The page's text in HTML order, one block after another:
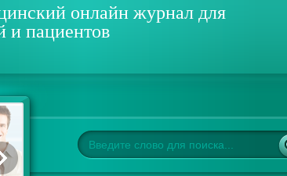
онлайн журнал для
и пациентов